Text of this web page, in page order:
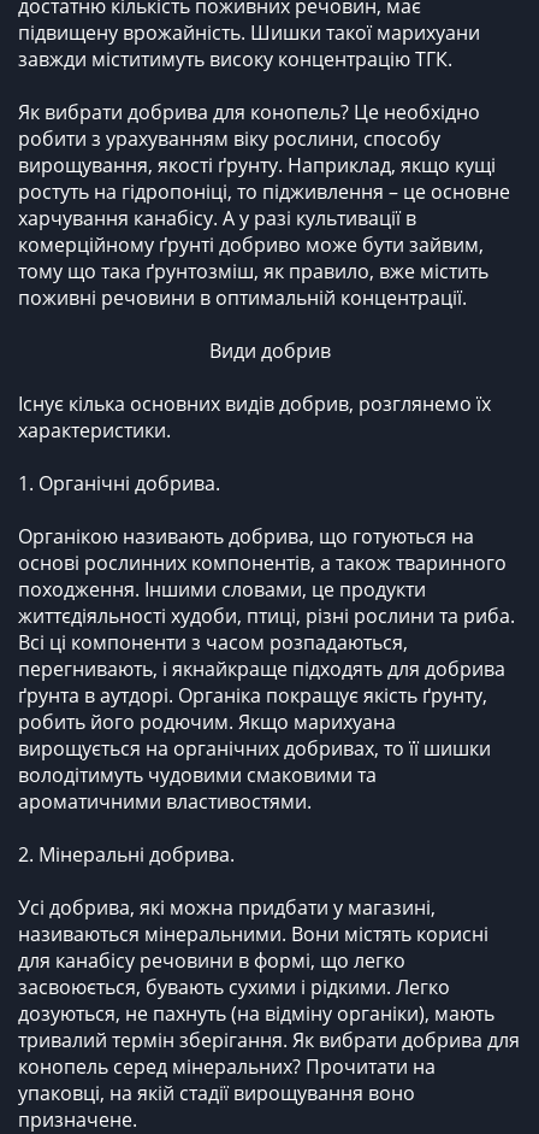
достатню кількість поживних речовин, має
підвищену врожайність. Шишки такої марихуани
завжди міститимуть високу концентрацію ТГК.
Як вибрати добрива для конопель? Це необхідно
робити з урахуванням віку рослини, способу
вирощування, якості ґрунту. Наприклад, якщо кущі
ростуть на гідропоніці, то підживлення – це основне
харчування канабісу. А у разі культивації в
комерційному ґрунті добриво може бути зайвим,
тому що така ґрунтозміш, як правило, вже містить
поживні речовини в оптимальній концентрації.
Види добрив
Існує кілька основних видів добрив, розглянемо їх
характеристики.
1. Органічні добрива.
Органікою називають добрива, що готуються на
основі рослинних компонентів, а також тваринного
походження. Іншими словами, це продукти
життєдіяльності худоби, птиці, різні рослини та риба.
Всі ці компоненти з часом розпадаються,
перегнивають, і якнайкраще підходять для добрива
ґрунта в аутдорі. Органіка покращує якість ґрунту,
робить його родючим. Якщо марихуана
вирощується на органічних добривах, то її шишки
володітимуть чудовими смаковими та
ароматичними властивостями.
2. Мінеральні добрива.
Усі добрива, які можна придбати у магазині,
називаються мінеральними. Вони містять корисні
для канабісу речовини в формі, що легко
засвоюється, бувають сухими і рідкими. Легко
дозуються, не пахнуть (на відміну органіки), мають
тривалий термін зберігання. Як вибрати добрива для
конопель серед мінеральних? Прочитати на
упаковці, на якій стадії вирощування воно
призначене.